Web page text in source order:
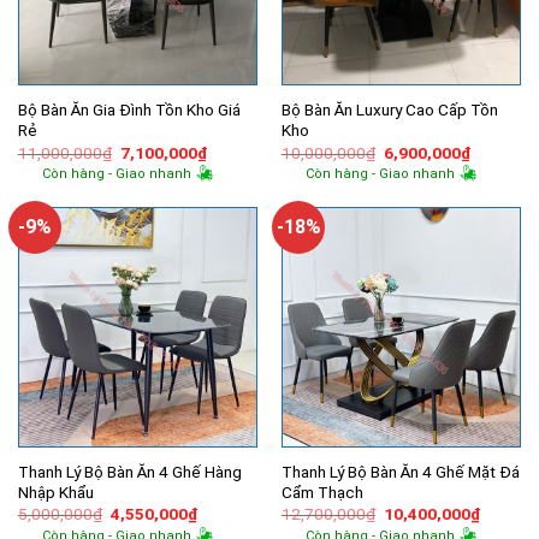
Bộ Bàn Ăn Gia Đình Tồn Kho Giá
Rẻ
11,000,000₫ Giá
gốc
là:
7,100,000₫Giá
hiện
tại
7,100,000₫.
Còn hàng - Giao nhanh
Bộ Bàn Ăn Luxury Cao Cấp Tồn
Kho
10,000,000₫ Giá
gốc
là:
6,900,000₫Giá
hiện
tại
Còn hàng - Giao nhanh
-9%
Thanh Lý Bộ Bàn Ăn 4 Ghế Hàng
Nhập Khẩu
5,000,000₫ Giá
gốc
4,550,000₫Giá
hiện
Còn hàng - Giao nhanh
-18%
Thanh Lý Bộ Bàn Ăn 4 Ghế Mặt Đá
Cẩm Thạch
12,700,000₫ Giá
gốc
10,400,000₫Giá
hiện
Còn hàng - Giao nhanh